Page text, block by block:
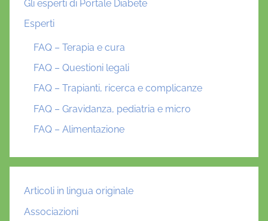
Gli esperti di Portale Diabete
Esperti
FAQ – Terapia e cura
FAQ – Questioni legali
FAQ – Trapianti, ricerca e complicanze
FAQ – Gravidanza, pediatria e micro
FAQ – Alimentazione
Articoli in lingua originale
Associazioni